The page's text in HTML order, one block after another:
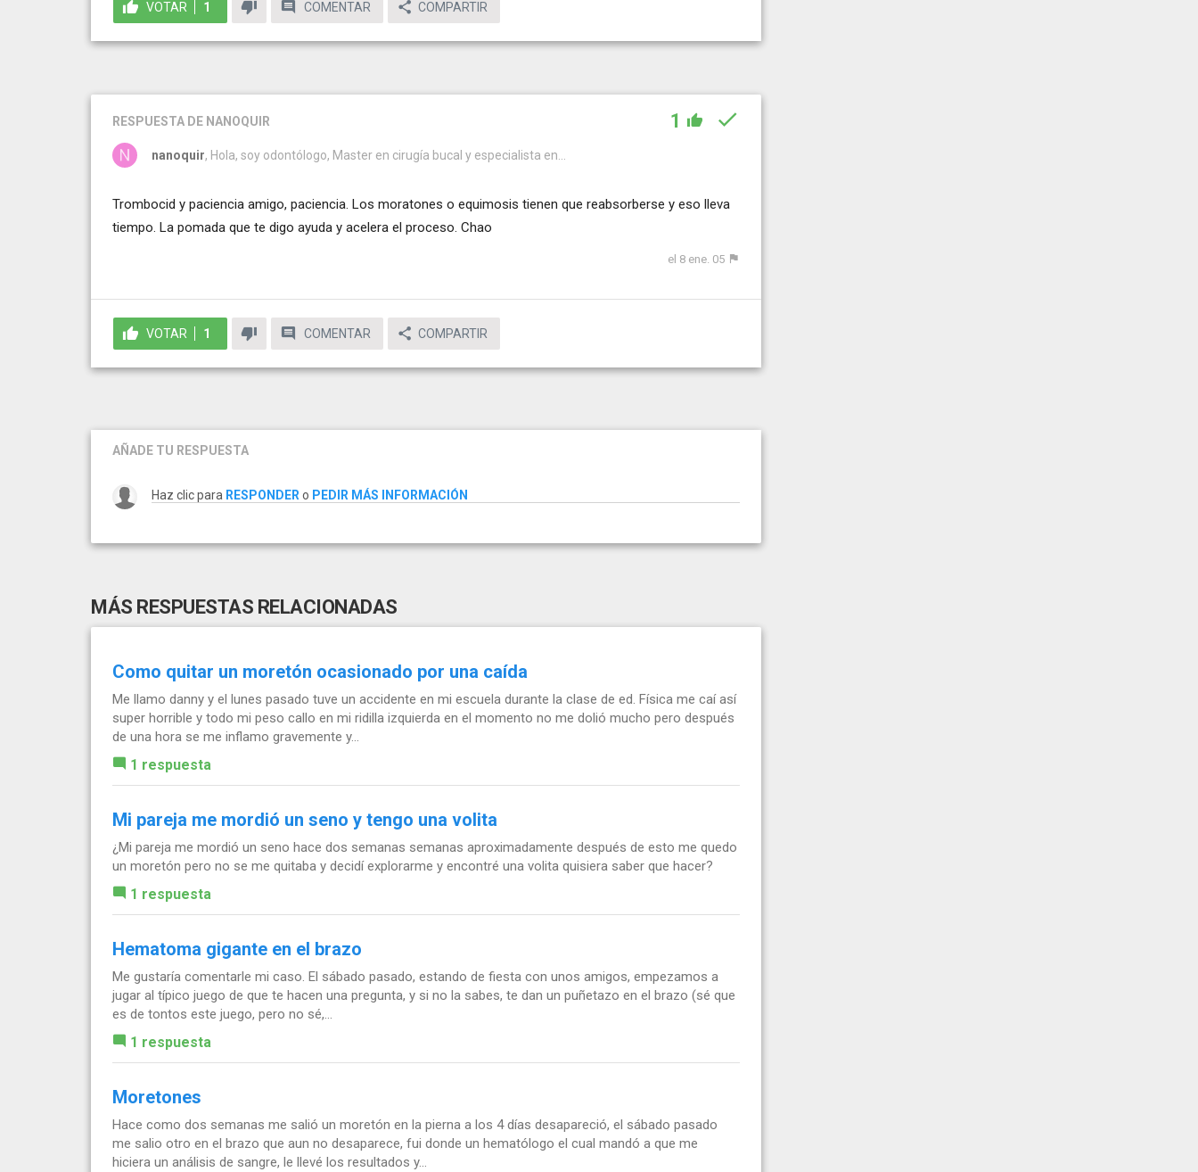
VOTAR 1 COMENTAR COMPARTIR
RESPUESTA DE NANOQUIR 1
nanoquir, Hola, soy odontólogo, Master en cirugía bucal y especialista en...
Trombocid y paciencia amigo, paciencia. Los moratones o equimosis tienen que reabsorberse y eso lleva
tiempo. La pomada que te digo ayuda y acelera el proceso. Chao
el 8 ene. 05
VOTAR 1 COMENTAR COMPARTIR
AÑADE TU RESPUESTA
Haz clic para RESPONDERo PEDIR MÁS INFORMACIÓN
MÁS RESPUESTAS RELACIONADAS
Como quitar un moretón ocasionado por una caída
Me llamo danny y el lunes pasado tuve un accidente en mi escuela durante la clase de ed. Física me caí así
super horrible y todo mi peso callo en mi ridilla izquierda en el momento no me dolió mucho pero después
de una hora se me inflamo gravemente y...
1 respuesta
Mi pareja me mordió un seno y tengo una volita
¿Mi pareja me mordió un seno hace dos semanas semanas aproximadamente después de esto me quedo
un moretón pero no se me quitaba y decidí explorarme y encontré una volita quisiera saber que hacer?
1 respuesta
Hematoma gigante en el brazo
Me gustaría comentarle mi caso. El sábado pasado, estando de fiesta con unos amigos, empezamos a
jugar al típico juego de que te hacen una pregunta, y si no la sabes, te dan un puñetazo en el brazo (sé que
es de tontos este juego, pero no sé,...
1 respuesta
Moretones
Hace como dos semanas me salió un moretón en la pierna a los 4 días desapareció, el sábado pasado
me salio otro en el brazo que aun no desaparece, fui donde un hematólogo el cual mandó a que me
hiciera un análisis de sangre, le llevé los resultados y...